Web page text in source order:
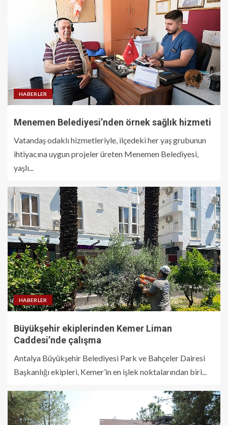
HABERLER
Menemen Belediyesi’nden örnek sağlık hizmeti
Vatandaş odaklı hizmetleriyle, ilçedeki her yaş grubunun
ihtiyacına uygun projeler üreten Menemen Belediyesi,
yaşlı...
HABERLER
Büyükşehir ekiplerinden Kemer Liman
Caddesi’nde çalışma
Antalya Büyükşehir Belediyesi Park ve Bahçeler Dairesi
Başkanlığı ekipleri, Kemer’in en işlek noktalarından biri...